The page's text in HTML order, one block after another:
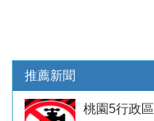
推薦新聞
桃園5行政